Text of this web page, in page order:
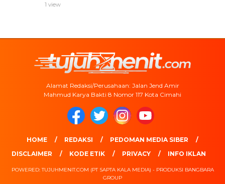
1 view
Alamat Redaksi/Perusahaan: Jalan Jend Amir
Mahmud Karya Bakti 8 Nomor 117 Kota Cimahi
HOME REDAKSI
PEDOMAN MEDIA SIBER
DISCLAIMER
KODE ETIK PRIVACY INFO IKLAN
POWERED: TUJUHMENIT.COM (PT SAPTA KALA MEDIA) - PRODUKSI BANGBARA
GROUP